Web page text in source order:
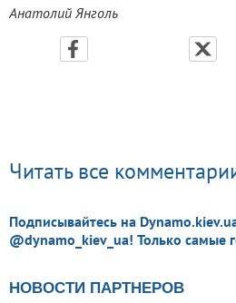
Анатолий Янголь
Читать все
Подписывайтесь на
@dynamo_kiev_ua! Только самые